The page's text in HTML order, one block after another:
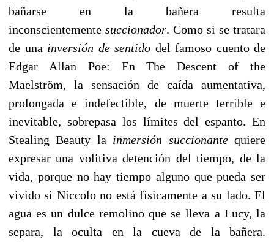
bañarse en la bañera resulta
inconscientemente succionador. Como si se tratara
de una inversión de sentido del famoso cuento de
Edgar Allan Poe: En The Descent of the
Maelström, la sensación de caída aumentativa,
prolongada e indefectible, de muerte terrible e
inevitable, sobrepasa los límites del espanto. En
Stealing Beauty la inmersión succionantequiere
expresar una volitiva detención del tiempo, de la
vida, porque no hay tiempo alguno que pueda ser
vivido si Niccolo no está físicamente a su lado. El
agua es un dulce remolino que se lleva a Lucy, la
separa, la oculta en la cueva de la bañera.